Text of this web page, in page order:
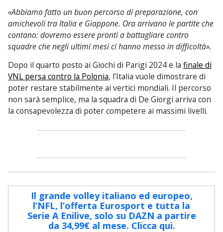
«Abbiamo fatto un buon percorso di preparazione, con
amichevoli tra Italia e Giappone. Ora arrivano le partite che
contano: dovremo essere pronti a battagliare contro
squadre che negli ultimi mesi ci hanno messo in difficoltà».
Dopo il quarto posto ai Giochi di Parigi 2024 e la finale di
VNL persa contro la Polonia, l’Italia vuole dimostrare di
poter restare stabilmente ai vertici mondiali. Il percorso
non sarà semplice, ma la squadra di De Giorgi arriva con
la consapevolezza di poter competere ai massimi livelli.
Il grande volley italiano ed europeo,
l’NFL, l’offerta Eurosport e tutta la
Serie A Enilive, solo su DAZN a partire
da 34,99€ al mese. Clicca qui.